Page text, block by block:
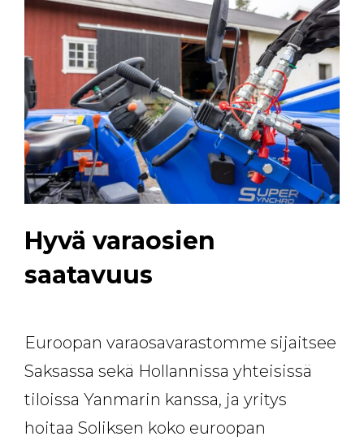
Hyvä varaosien
saatavuus
Euroopan varaosavarastomme sijaitsee
Saksassa sekä Hollannissa yhteisissä
tiloissa Yanmarin kanssa, ja yritys
hoitaa Soliksen koko euroopan